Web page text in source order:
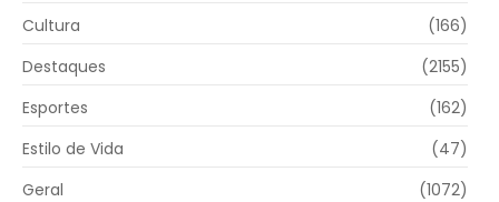
Cultura
(166)
Destaques
(2155)
Esportes
(162)
Estilo de Vida
(47)
Geral
(1072)